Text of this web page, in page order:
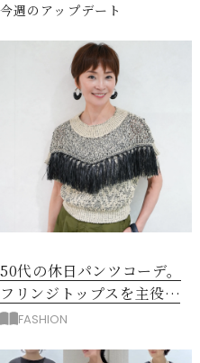
今週のアップデート
50代の休日パンツコーデ。
フリンジトップスを主役に
洗練アースカラー垢抜け！
FASHION